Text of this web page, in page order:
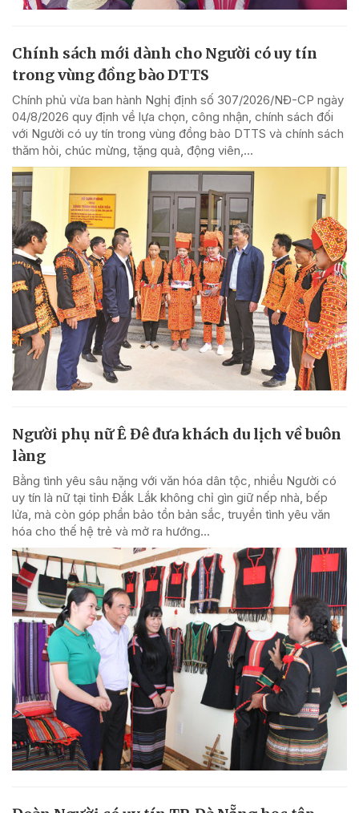
Chính sách mới dành cho Người có uy tín
trong vùng đồng bào DTTS
Chính phủ vừa ban hành Nghị định số 307/2026/NĐ-CP ngày
04/8/2026 quy định về lựa chọn, công nhận, chính sách đối
với Người có uy tín trong vùng đồng bào DTTS và chính sách
thăm hỏi, chúc mừng, tặng quà, động viên,...
Người phụ nữ Ê Đê đưa khách du lịch về buôn
làng
Bằng tình yêu sâu nặng với văn hóa dân tộc, nhiều Người có
uy tín là nữ tại tỉnh Đắk Lắk không chỉ gìn giữ nếp nhà, bếp
lửa, mà còn góp phần bảo tồn bản sắc, truyền tình yêu văn
hóa cho thế hệ trẻ và mở ra hướng...